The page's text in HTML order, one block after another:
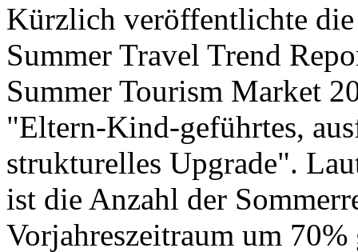
Kürzlich veröffentlichte
Summer Travel Trend
Summer Tourism Market
"Eltern-Kind-geführtes,
strukturelles Upgrade".
ist die Anzahl der
Vorjahreszeitraum um